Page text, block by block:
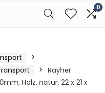
0
Rayher
Holz, natur, 22 x 21 x